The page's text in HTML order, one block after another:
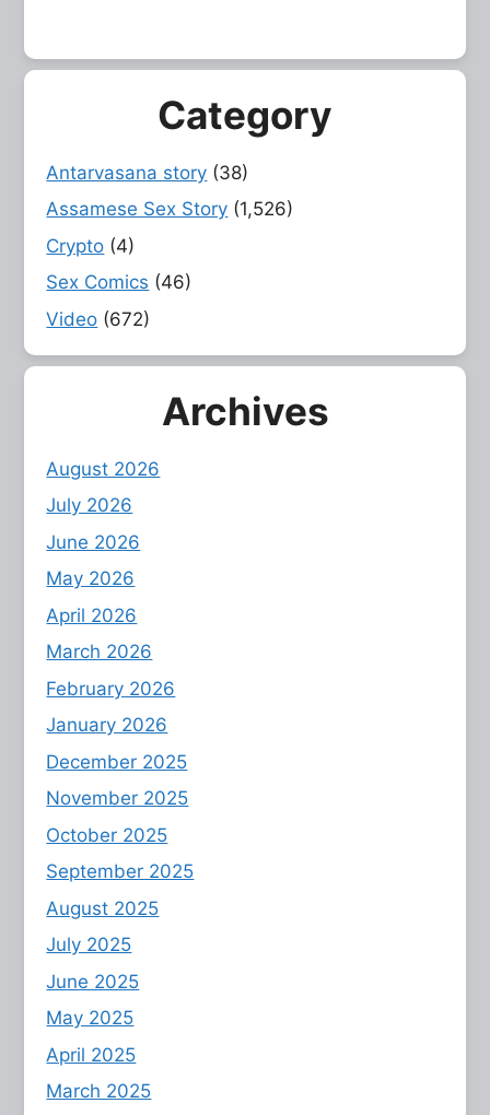
Category
Antarvasana story (38)
Assamese Sex Story (1,526)
Crypto (4)
Sex Comics (46)
Video (672)
Archives
August 2026
July 2026
June 2026
May 2026
April 2026
March 2026
February 2026
January 2026
December 2025
November 2025
October 2025
September 2025
August 2025
July 2025
June 2025
May 2025
April 2025
March 2025